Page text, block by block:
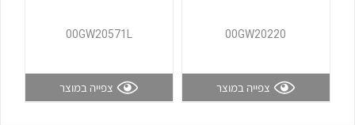
00GW20220
צפייה במוצר
00GW20571L
צפייה במוצר